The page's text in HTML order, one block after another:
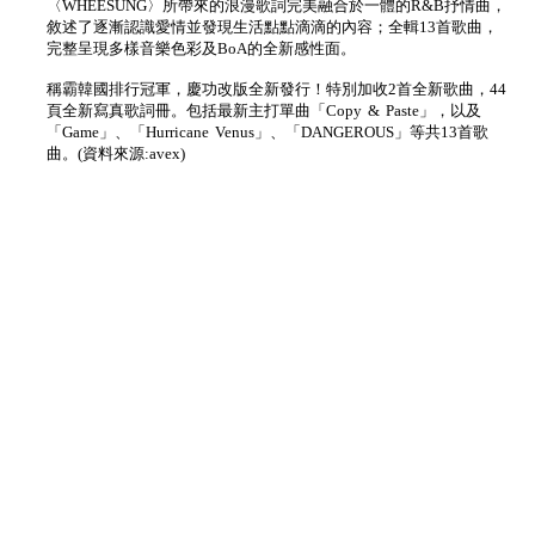
〈WHEESUNG〉所帶來的浪漫歌詞完美融合於一體的R&B抒情曲，
敘述了逐漸認識愛情並發現生活點點滴滴的內容；全輯13首歌曲，
完整呈現多樣音樂色彩及BoA的全新感性面。
稱霸韓國排行冠軍，慶功改版全新發行！特別加收2首全新歌曲，44
頁全新寫真歌詞冊。包括最新主打單曲「Copy & Paste」，以及
「Game」、「Hurricane Venus」、「DANGEROUS」等共13首歌
曲。(資料來源:avex)